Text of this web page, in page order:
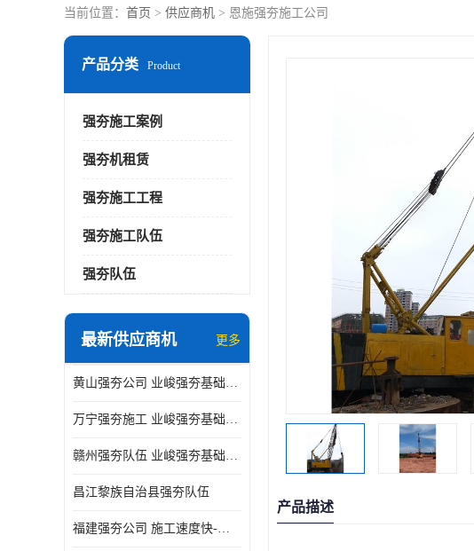
当前位置： 首页 > 供应商机 > 恩施强夯施工公司
产品分类 Product
强夯施工案例
强夯机租赁
强夯施工工程
强夯施工队伍
强夯队伍
最新供应商机 更多
黄山强夯公司 业峻强夯基础工程
万宁强夯施工 业峻强夯基础工程
赣州强夯队伍 业峻强夯基础工程
昌江黎族自治县强夯队伍
福建强夯公司 施工速度快-施耐用性强
产品描述